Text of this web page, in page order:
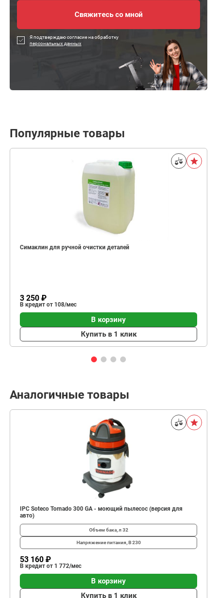
Я подтверждаю согласие на обработку
персональных данных
Популярные товары
Симаклин для ручной очистки деталей
3 250 ₽
В кредит от 108/мес
В корзину
Купить в 1 клик
Аналогичные товары
IPC Soteco Tornado 300 GA - моющий пылесос (версия для
авто)
Объем бака, л 32
Напряжение питания, В230
53 160 ₽
В кредит от 1 772/мес
В корзину
Купить в 1 клик